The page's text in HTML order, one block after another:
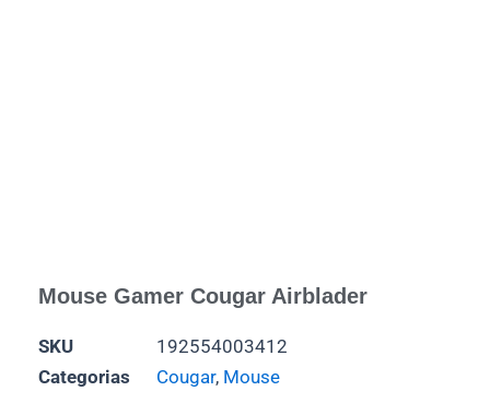
Mouse Gamer Cougar Airblader
SKU
192554003412
Categorias
Cougar, Mouse